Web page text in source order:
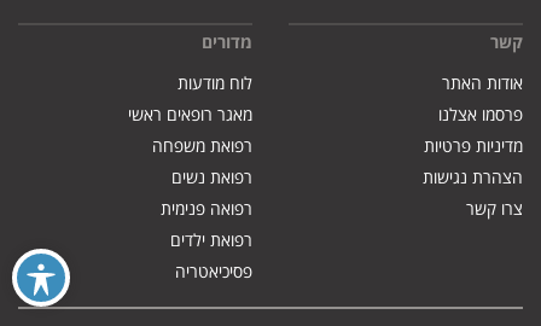
קשר
אודות האתר
פרסמו אצלנו
מדיניות פרטיות
הצהרת נגישות
צרו קשר
מדורים
לוח מודעות
מאגר רופאים ראשי
רפואת משפחה
רפואת נשים
רפואה פנימית
רפואת ילדים
פסיכיאטריה